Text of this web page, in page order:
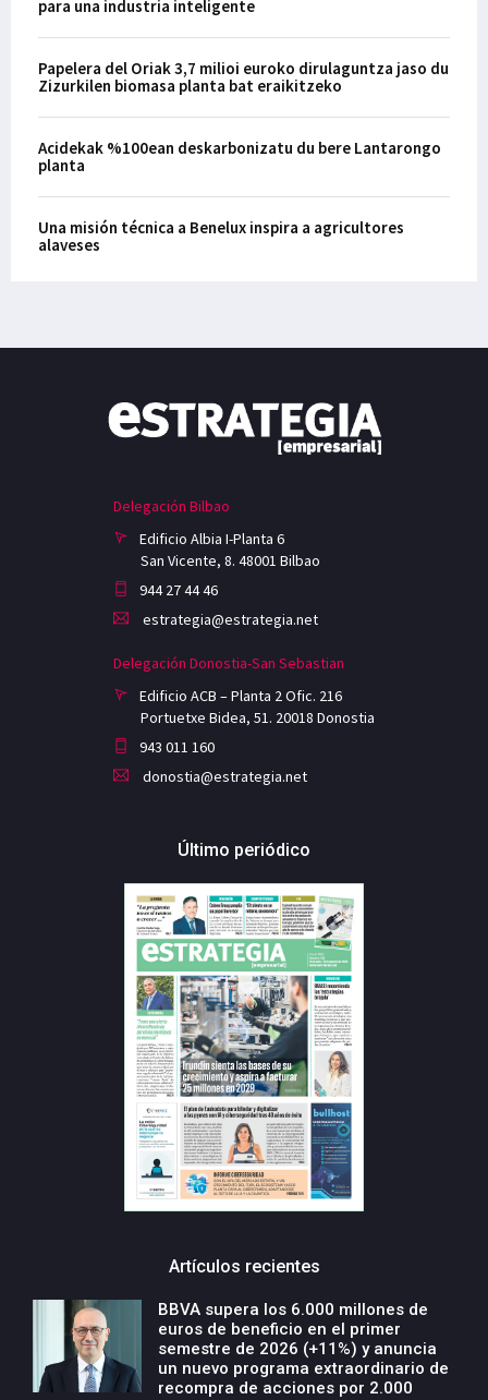
para una industria inteligente
Papelera del Oriak 3,7 milioi euroko dirulaguntza jaso du
Zizurkilen biomasa planta bat eraikitzeko
Acidekak %100ean deskarbonizatu du bere Lantarongo
planta
Una misión técnica a Benelux inspira a agricultores
alaveses
Delegación Bilbao
Edificio Albia I-Planta 6
San Vicente, 8. 48001 Bilbao
944 27 44 46
estrategia@estrategia.net
Delegación Donostia-San Sebastian
Edificio ACB – Planta 2 Ofic. 216
Portuetxe Bidea, 51. 20018 Donostia
943 011 160
donostia@estrategia.net
Último periódico
Artículos recientes
BBVA supera los 6.000 millones de
euros de beneficio en el primer
semestre de 2026 (+11%) y anuncia
un nuevo programa extraordinario de
recompra de acciones por 2.000